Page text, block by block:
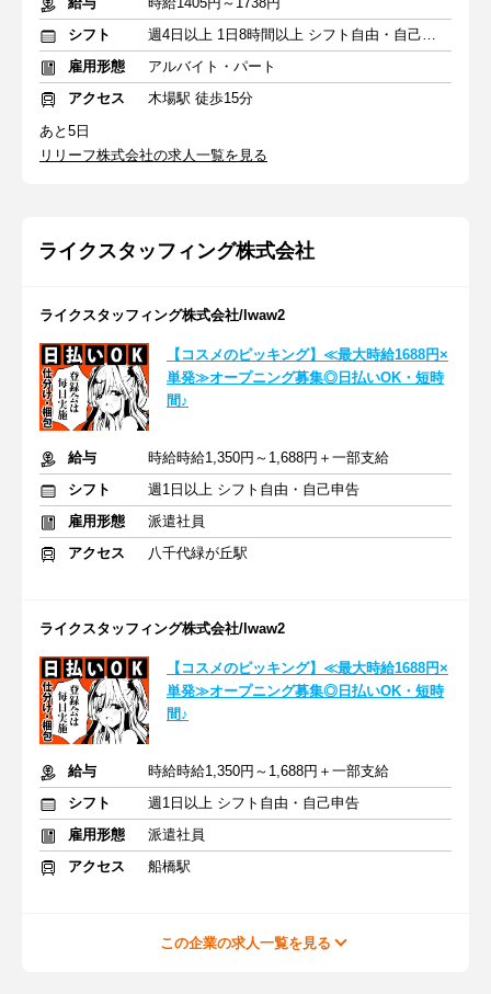
シフト
週4日以上 1日8時間以上 シフト自由・自己申告
雇用形態
アルバイト・パート
アクセス
木場駅 徒歩15分
あと5日
リリーフ株式会社の求人一覧を見る
ライクスタッフィング株式会社
ライクスタッフィング株式会社/lwaw2
【コスメのピッキング】≪最大時給1688円×
単発≫オープニング募集◎日払いOK・短時
間♪
給与
時給時給1,350円～1,688円＋一部支給
シフト
週1日以上 シフト自由・自己申告
雇用形態
派遣社員
アクセス
八千代緑が丘駅
ライクスタッフィング株式会社/lwaw2
【コスメのピッキング】≪最大時給1688円×
単発≫オープニング募集◎日払いOK・短時
間♪
給与
時給時給1,350円～1,688円＋一部支給
シフト
週1日以上 シフト自由・自己申告
雇用形態
派遣社員
アクセス
船橋駅
この企業の求人一覧を見る